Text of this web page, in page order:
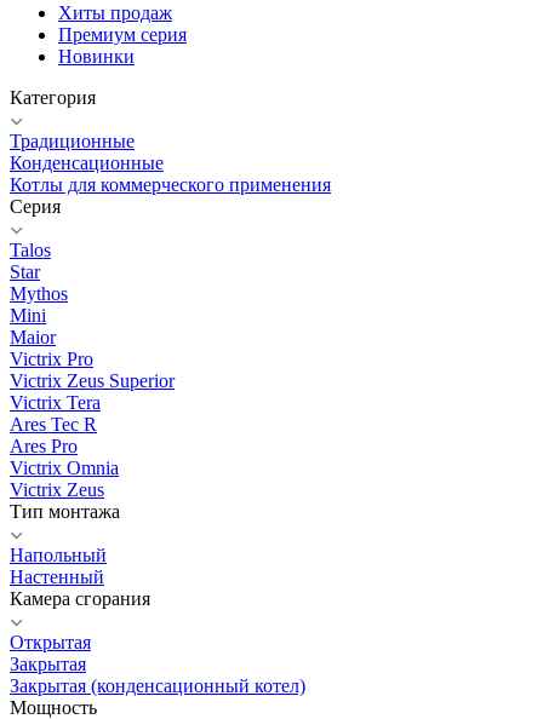
Хиты продаж
Премиум серия
Новинки
Категория
Традиционные
Конденсационные
Котлы для коммерческого применения
Серия
Talos
Star
Mythos
Mini
Maior
Victrix Pro
Victrix Zeus Superior
Victrix Tera
Ares Tec R
Ares Pro
Victrix Omnia
Victrix Zeus
Тип монтажа
Напольный
Настенный
Камера сгорания
Открытая
Закрытая
Закрытая (конденсационный котел)
Мощность